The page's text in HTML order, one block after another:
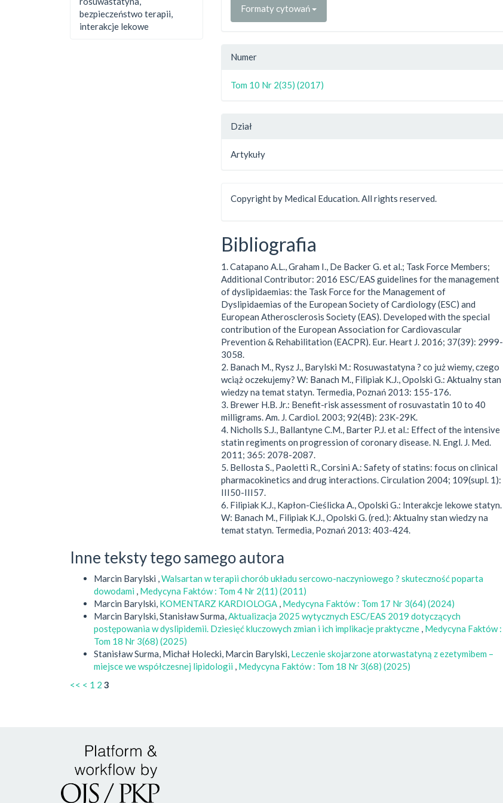
bezpieczeństwo terapii,
interakcje lekowe
Formaty cytowań
Numer
Tom 10 Nr 2(35) (2017)
Dział
Artykuły
Copyright by Medical Education. All rights reserved.
Bibliografia
1. Catapano A.L., Graham I., De Backer G. et al.; Task Force Members;
Additional Contributor: 2016 ESC/EAS guidelines for the management
of dyslipidaemias: the Task Force for the Management of
Dyslipidaemias of the European Society of Cardiology (ESC) and
European Atherosclerosis Society (EAS). Developed with the special
contribution of the European Association for Cardiovascular
Prevention & Rehabilitation (EACPR). Eur. Heart J. 2016; 37(39): 2999-
3058.
2. Banach M., Rysz J., Barylski M.: Rosuwastatyna ? co już wiemy, czego
wciąż oczekujemy? W: Banach M., Filipiak K.J., Opolski G.: Aktualny stan
wiedzy na temat statyn. Termedia, Poznań 2013: 155-176.
3. Brewer H.B. Jr.: Benefit-risk assessment of rosuvastatin 10 to 40
milligrams. Am. J. Cardiol. 2003; 92(4B): 23K-29K.
4. Nicholls S.J., Ballantyne C.M., Barter P.J. et al.: Effect of the intensive
statin regiments on progression of coronary disease. N. Engl. J. Med.
2011; 365: 2078-2087.
5. Bellosta S., Paoletti R., Corsini A.: Safety of statins: focus on clinical
pharmacokinetics and drug interactions. Circulation 2004; 109(supl. 1):
III50-III57.
6. Filipiak K.J., Kapłon-Cieślicka A., Opolski G.: Interakcje lekowe statyn.
W: Banach M., Filipiak K.J., Opolski G. (red.): Aktualny stan wiedzy na
temat statyn. Termedia, Poznań 2013: 403-424.
Inne teksty tego samego autora
Marcin Barylski ,Walsartan w terapii chorób układu sercowo-naczyniowego ? skuteczność poparta
dowodami , Medycyna Faktów : Tom 4 Nr 2(11) (2011)
Marcin Barylski, KOMENTARZ KARDIOLOGA , Medycyna Faktów : Tom 17 Nr 3(64) (2024)
Marcin Barylski, Stanisław Surma,Aktualizacja 2025 wytycznych ESC/EAS 2019 dotyczących
postępowania w dyslipidemii. Dziesięć kluczowych zmian i ich implikacje praktyczne , Medycyna Faktów :
Tom 18 Nr 3(68) (2025)
Stanisław Surma, Michał Holecki, Marcin Barylski, Leczenie skojarzone atorwastatyną z ezetymibem –
miejsce we współczesnej lipidologii , Medycyna Faktów : Tom 18 Nr 3(68) (2025)
<< < 1 2 3